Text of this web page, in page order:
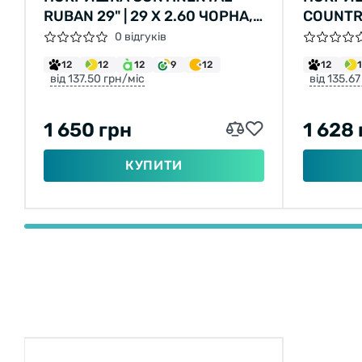
RUBAN 29" | 29 X 2.60 ЧОРНА,
НЕ СКЛАДНА0 відгуків
12 12 12 9 12
від 137.50 грн/міс
1 650 грн
КУПИТИ
584)
12
від
1 628